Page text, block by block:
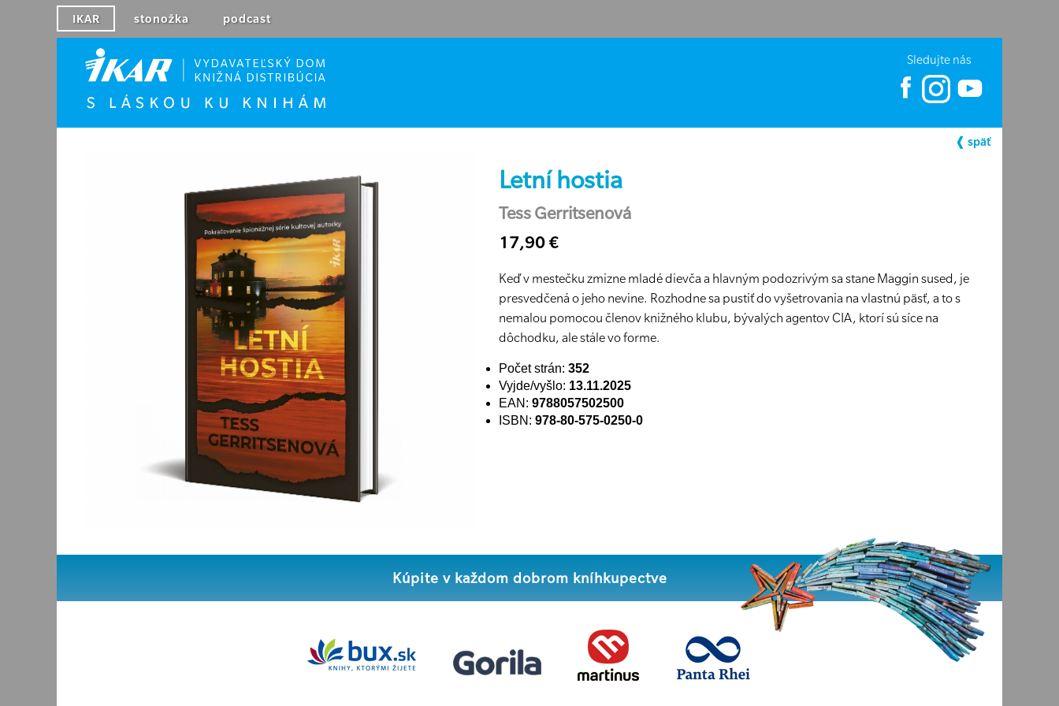
IKAR stonožka podcast
Sledujte nás
Letní hostia
Tess Gerritsenová
17,90 €
Keď v mestečku zmizne mladé dievča a hlavným podozrivým sa stane Maggin sused, je
presvedčená o jeho nevine. Rozhodne sa pustiť do vyšetrovania na vlastnú päsť, a to s
nemalou pomocou členov knižného klubu, bývalých agentov CIA, ktorí sú síce na
dôchodku, ale stále vo forme.
Počet strán: 352
Vyjde/vyšlo: 13.11.2025
EAN: 9788057502500
ISBN: 978-80-575-0250-0
❰ späť
Kúpite v každom dobrom kníhkupectve